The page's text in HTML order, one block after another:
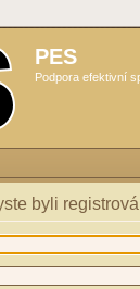
PES
Podpora efektivní
byli